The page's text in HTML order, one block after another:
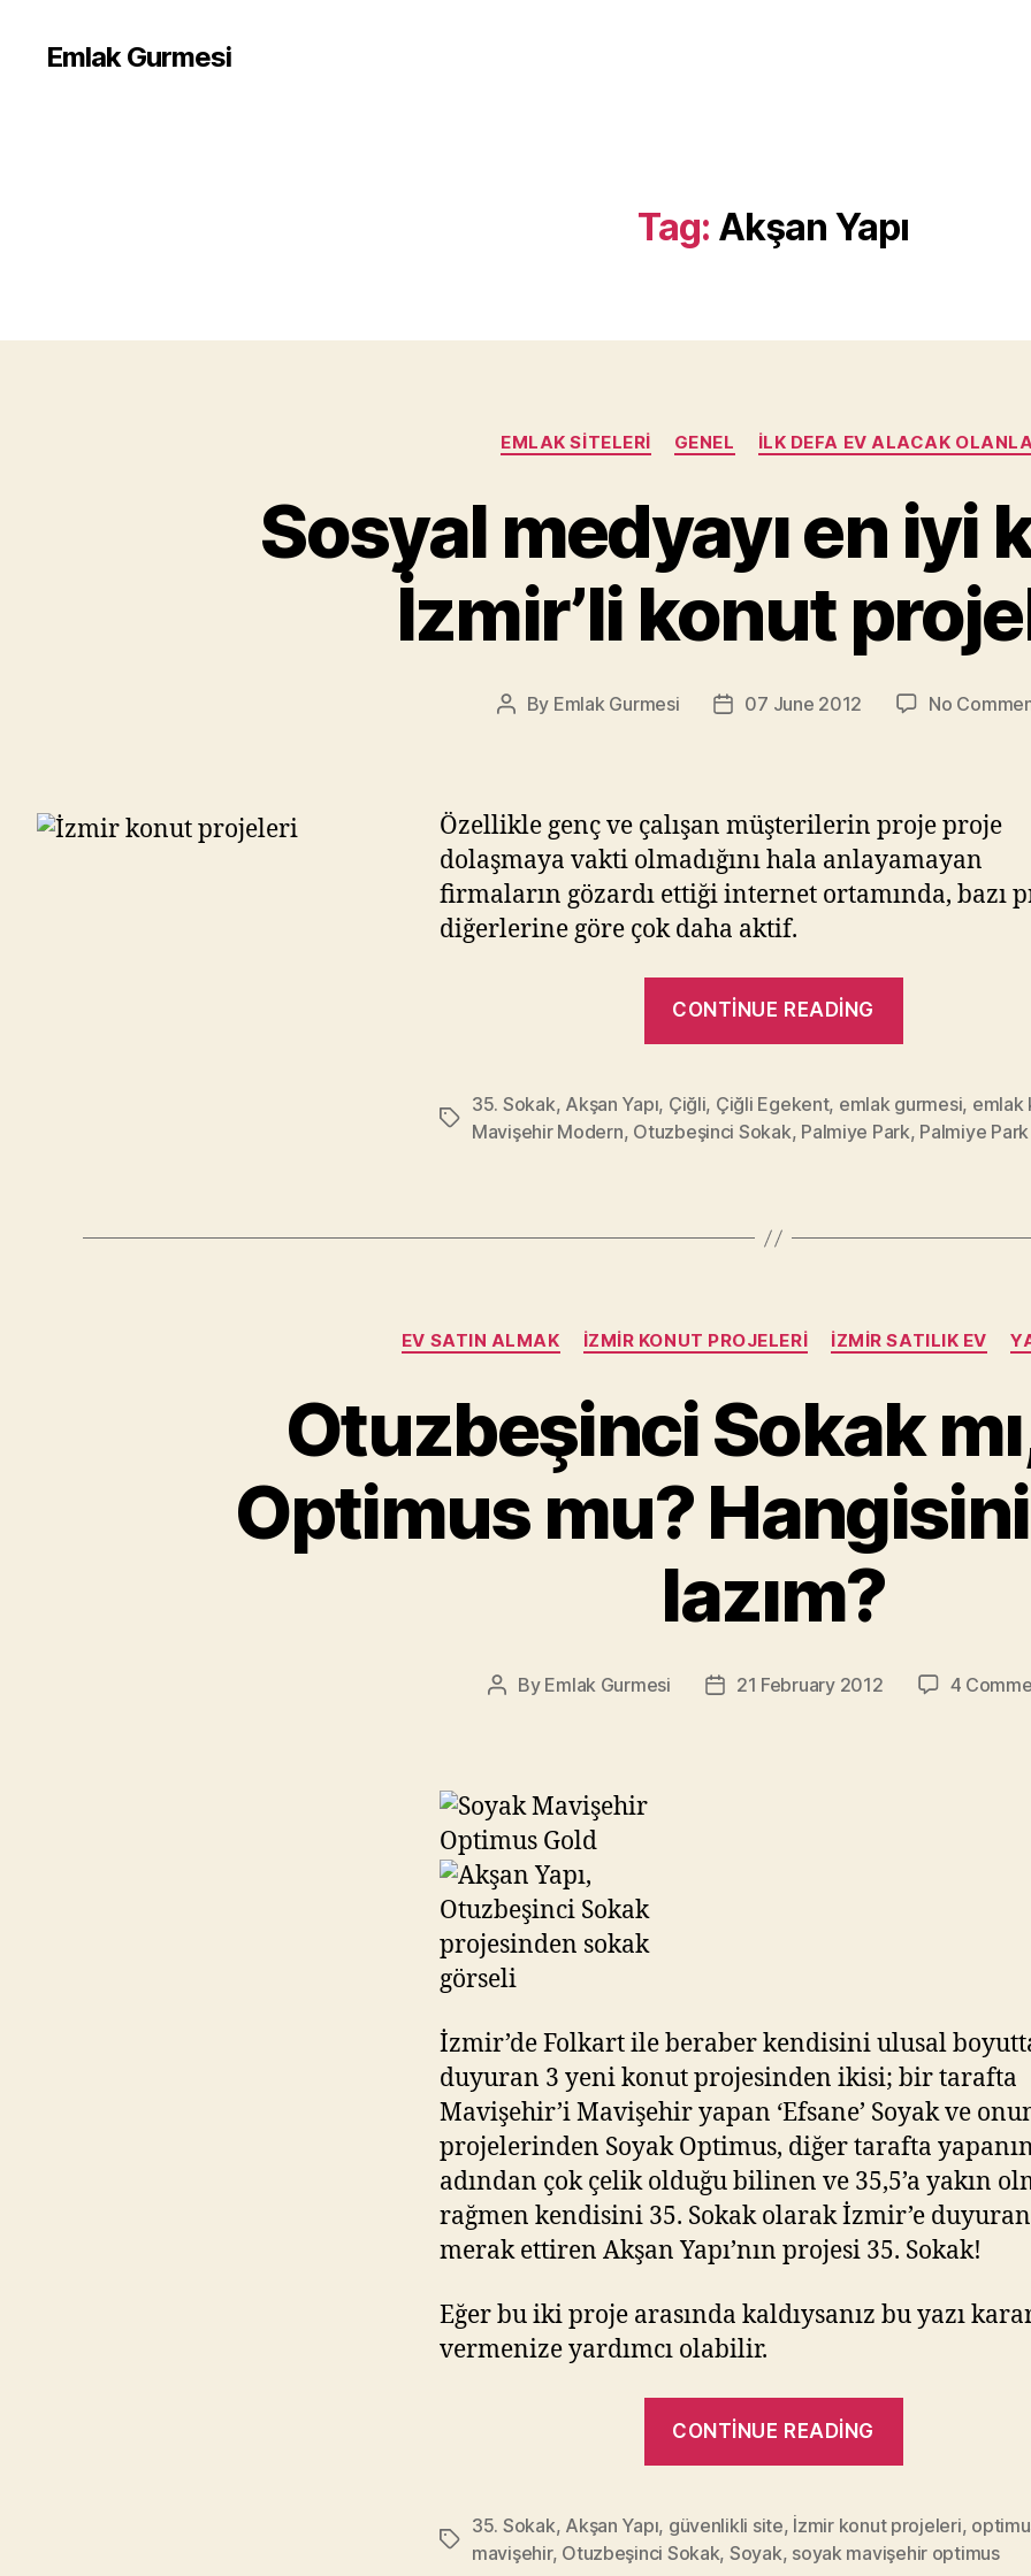
Emlak Gurmesi
Tag: Akşan Yapı
Categories
EMLAK SITELERI GENEL İLK DEFA EV ALACAK
Sosyal medyayı en iyi
İzmir’li konut
Post
By Emlak Gurmesi
Post07 June 2012 No
Özellikle genç ve çalışan müşterilerin proje proje
dolaşmaya vakti olmadığını hala anlayamayan
firmaların gözardı ettiği internet ortamında, bazı
diğerlerine göre çok daha aktif.
CONTINUE READING
iyi
kullanan
projeleri!”
Tags
35. Sokak, Akşan Yapı, Çiğli, Çiğli Egekent, emlak gurmesi, emlak
Mavişehir Modern, Otuzbeşinci Sokak, Palmiye Park, Palmiye
Categories
EV SATIN ALMAK İZMIR KONUT PROJELERI İZMIR SATILIK EV
Otuzbeşinci Sokak
Optimus mu?
lazım?
Post
By Emlak Gurmesi
Post21 February 2012 4
İzmir’de Folkart ile beraber kendisini ulusal
duyuran 3 yeni konut projesinden ikisi; bir tarafta
Mavişehir’i Mavişehir yapan ‘Efsane’ Soyak ve
projelerinden Soyak Optimus, diğer tarafta
adından çok çelik olduğu bilinen ve 35,5’a yakın
rağmen kendisini 35. Sokak olarak İzmir’e
merak ettiren Akşan Yapı’nın projesi 35. Sokak!
Eğer bu iki proje arasında kaldıysanız bu yazı
vermenize yardımcı olabilir.
CONTINUE READING
Soyak
Optimus
Tags
35. Sokak, Akşan Yapı, güvenlikli site, İzmir konut projeleri,
mavişehir, Otuzbeşinci Sokak, Soyak, soyak mavişehir optimus